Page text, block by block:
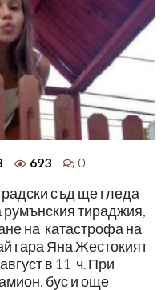
693 0
съд ще гледа
румънския тираджия,
на катастрофа на
гара Яна.Жестокият
в 11 ч. При
бус и още